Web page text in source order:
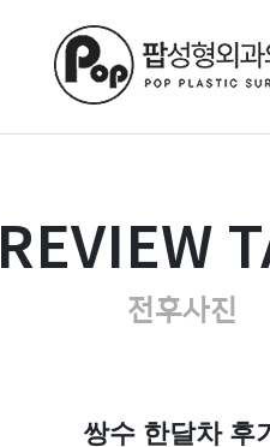
REVIEW
전후사진
쌍수 한달차 후